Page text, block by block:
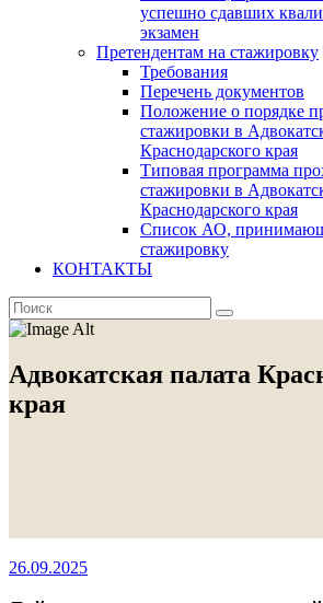
успешно сдавших
экзамен
Претендентам на стажировку
Требования
Перечень документов
Положение о порядке
стажировки в
Краснодарского края
Типовая программа
стажировки в
Краснодарского края
Список АО,
стажировку
КОНТАКТЫ
Адвокатская палата
края
26.09.2025